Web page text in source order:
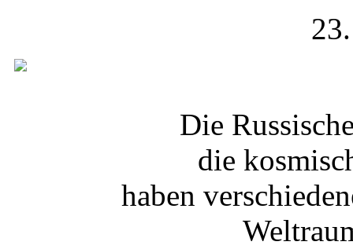
Die
die
haben